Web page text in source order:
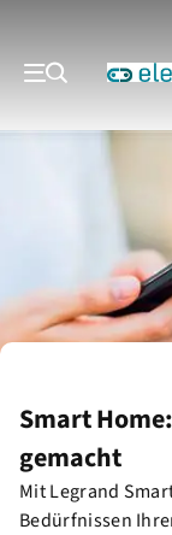
Smart
gemacht
Mit Legrand
Bedürfnissen